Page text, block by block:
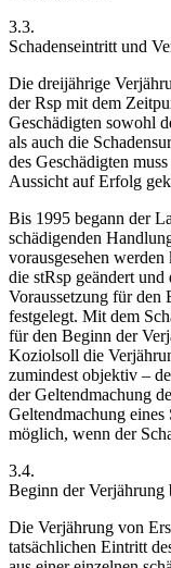
3.3.
Schadenseintritt und
Die dreijährige
der Rsp mit dem
Geschädigten sowohl
als auch die
des Geschädigten
Aussicht auf Erfolg
Bis 1995 begann der
schädigenden
vorausgesehen
die stRsp geändert und
Voraussetzung für den
festgelegt. Mit dem
für den Beginn der
Koziolsoll die
zumindest objektiv –
der Geltendmachung
Geltendmachung eines
möglich, wenn der
3.4.
Beginn der Verjährung
Die Verjährung von
tatsächlichen Eintritt